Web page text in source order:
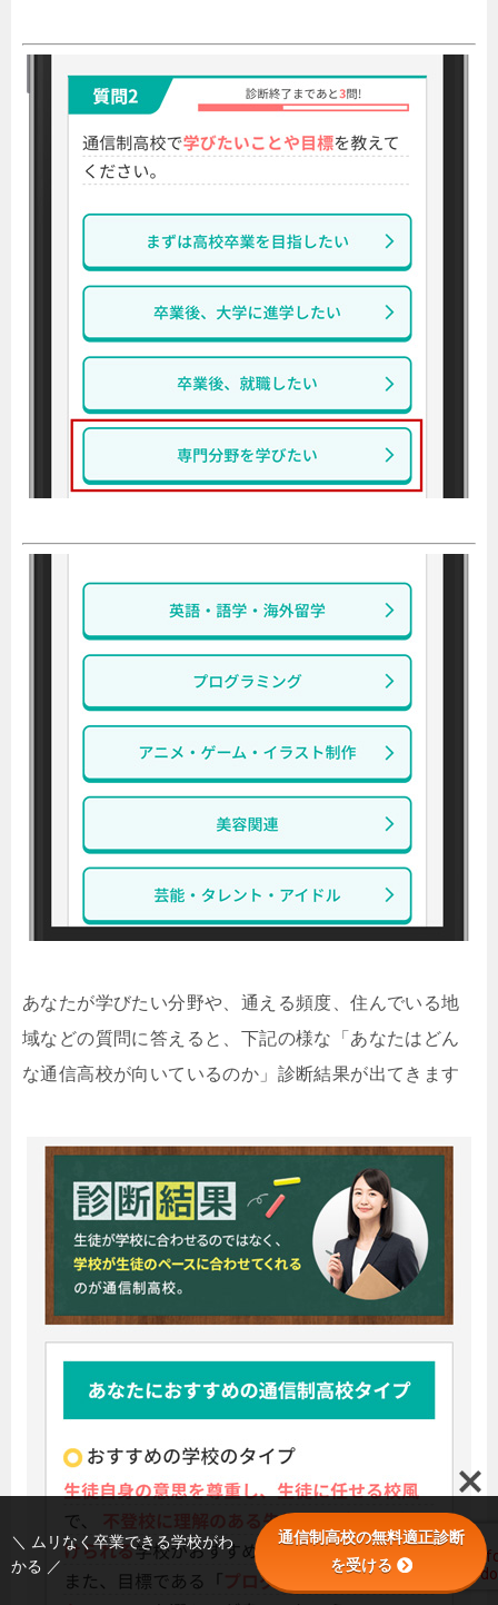
あなたが学びたい分野や、通える頻度、住んでいる地
域などの質問に答えると、下記の様な「あなたはどん
な通信高校が向いているのか」診断結果が出てきます
＼ ムリなく卒業できる学校がわ
かる ／
通信制高校の無料適正診断
を受ける